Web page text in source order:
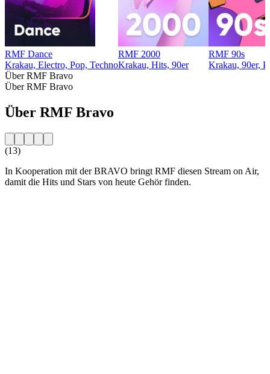
RMF Dance
Krakau, Electro, Pop, Techno
RMF 2000
Krakau, Hits, 90er
RMF 90s
Krakau, 90er,
Über RMF Bravo
Über RMF Bravo
Über RMF Bravo
(13)
In Kooperation mit der BRAVO bringt RMF diesen Stream on Air,
damit die Hits und Stars von heute Gehör finden.